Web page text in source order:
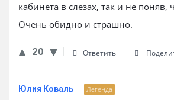
кабинета в слезах, так и не
Очень обидно и страшно.
20 Ответить
Юлия Коваль Легенда